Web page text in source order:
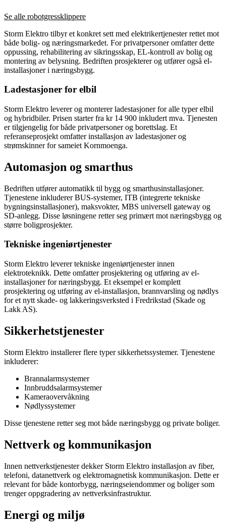
Se alle robotgressklippere
Storm Elektro tilbyr et konkret sett med elektrikertjenester rettet mot
både bolig- og næringsmarkedet. For privatpersoner omfatter dette
oppussing, rehabilitering av sikringsskap, EL-kontroll av bolig og
montering av belysning. Bedriften prosjekterer og utfører også el-
installasjoner i næringsbygg.
Ladestasjoner for elbil
Storm Elektro leverer og monterer ladestasjoner for alle typer elbil
og hybridbiler. Prisen starter fra kr 14 900 inkludert mva. Tjenesten
er tilgjengelig for både privatpersoner og borettslag. Et
referanseprosjekt omfatter installasjon av ladestasjoner og
strømskinner for sameiet Kornmoenga.
Automasjon og smarthus
Bedriften utfører automatikk til bygg og smarthusinstallasjoner.
Tjenestene inkluderer BUS-systemer, ITB (integrerte tekniske
bygningsinstallasjoner), maksvokter, MBS universell gateway og
SD-anlegg. Disse løsningene retter seg primært mot næringsbygg og
større boligprosjekter.
Tekniske ingeniørtjenester
Storm Elektro leverer tekniske ingeniørtjenester innen
elektroteknikk. Dette omfatter prosjektering og utføring av el-
installasjoner for næringsbygg. Et eksempel er komplett
prosjektering og utføring av el-installasjon, brannvarsling og nødlys
for et nytt skade- og lakkeringsverksted i Fredrikstad (Skade og
Lakk AS).
Sikkerhetstjenester
Storm Elektro installerer flere typer sikkerhetssystemer. Tjenestene
inkluderer:
Brannalarmsystemer
Innbruddsalarmsystemer
Kameraovervåkning
Nødlyssystemer
Disse tjenestene retter seg mot både næringsbygg og private boliger.
Nettverk og kommunikasjon
Innen nettverkstjenester dekker Storm Elektro installasjon av fiber,
telefoni, datanettverk og elektromagnetisk kommunikasjon. Dette er
relevant for både kontorbygg, næringseiendommer og boliger som
trenger oppgradering av nettverksinfrastruktur.
Energi og miljø